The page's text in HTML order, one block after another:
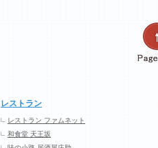
レストラン
レストラン ファムネット
和食堂 天王坂